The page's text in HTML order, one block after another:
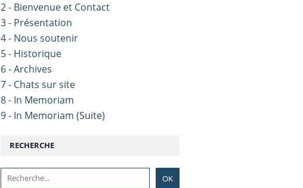
RECHERCHE
2 - Bienvenue et Contact
3 - Présentation
4 - Nous soutenir
5 - Historique
6 - Archives
7 - Chats sur site
8 - In Memoriam
9 - In Memoriam (Suite)